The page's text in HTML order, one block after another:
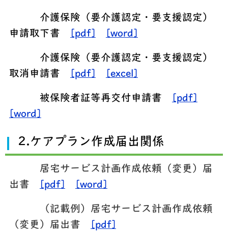
介護保険（要介護認定・要支援認定）
申請取下書
[pdf] [word]
介護保険（要介護認定・要支援認定）
取消申請書
[pdf] [excel]
被保険者証等再交付申請書
[pdf]
[word]
2.ケアプラン作成届出関係
居宅サービス計画作成依頼（変更）届
出書
[pdf] [word]
（記載例）居宅サービス計画作成依頼
（変更）届出書
[pdf]